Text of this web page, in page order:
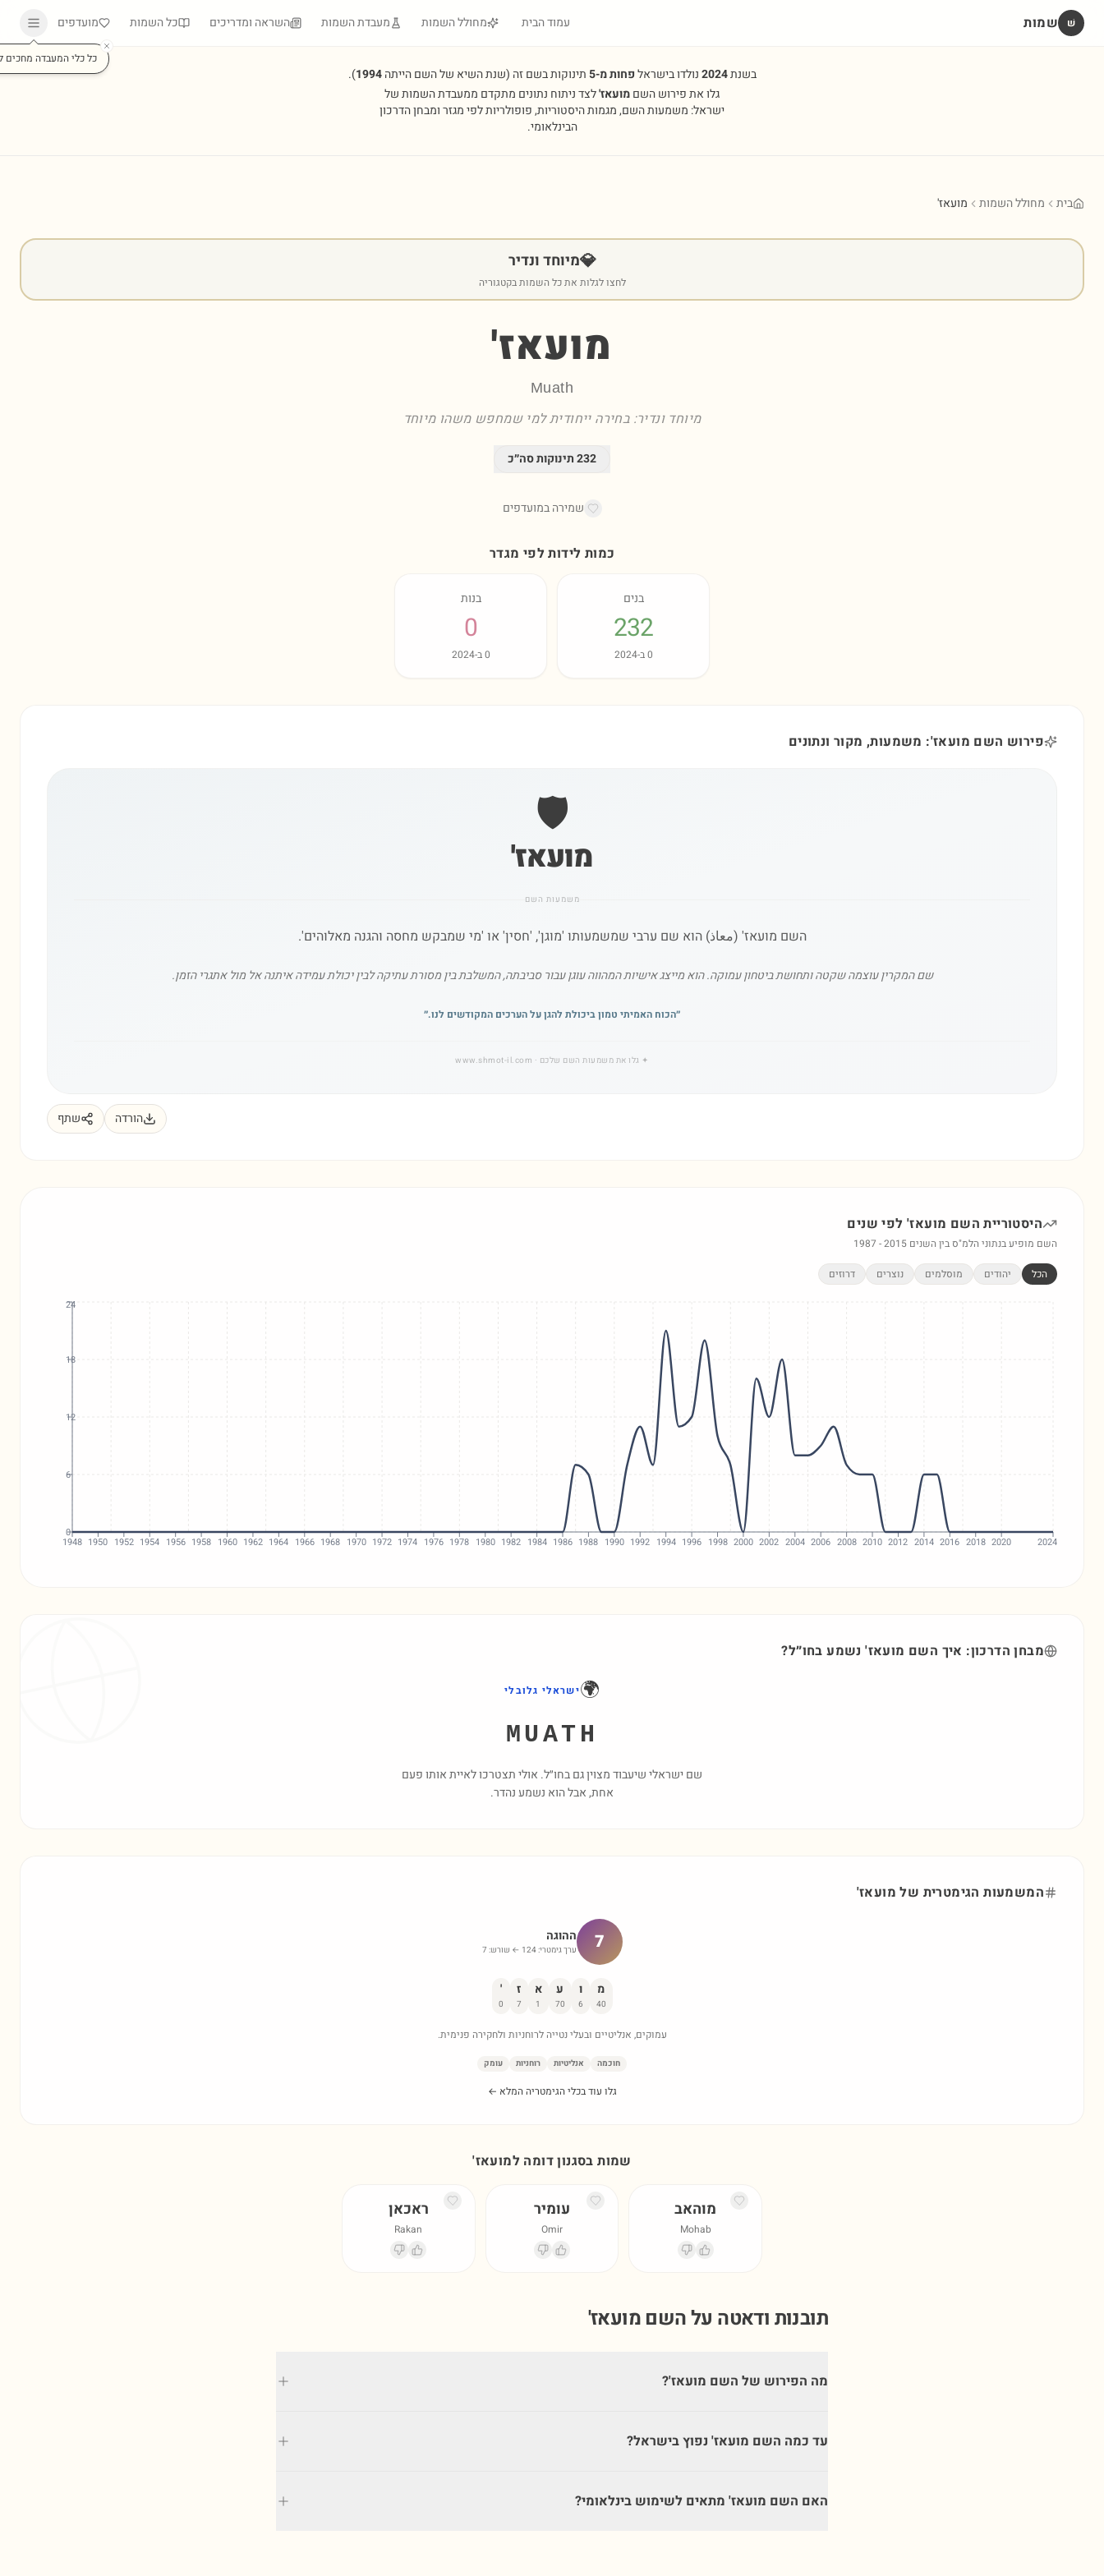
שׁ שמות עמוד הבית מחולל השמות מעבדת השמות השראה ומדריכים כל השמות מועדפים
כל כלי המעבדה מחכים
בשנת2024נולדו בישראלפחות מ-5 תינוקות בשם זה (שנת השיא של השם הייתה1994
).
גלו את פירוש השםמועאז'לצד ניתוח נתונים מתקדם ממעבדת השמות של
ישראל: משמעות השם, מגמות היסטוריות, פופולריות לפי מגזר ומבחן הדרכון
הבינלאומי.
בית מחולל השמות מועאז'
💎מיוחד ונדיר
לחצו לגלות את כל השמות בקטגוריה
מועאז'
Muath
מיוחד ונדיר: בחירה ייחודית למי שמחפש משהו מיוחד
232תינוקות סה״כ
שמירה במועדפים
כמות לידות לפי מגדר
בנים
232
0ב-2024
בנות
0
0ב-2024
פירוש השם מועאז': משמעות, מקור ונתונים
🛡️
מועאז'
משמעות השם
השם מועאז' (معاذ) הוא שם ערבי שמשמעותו 'מוגן', 'חסין' או 'מי שמבקש מחסה והגנה מאלוהים'.
שם המקרין עוצמה שקטה ותחושת ביטחון עמוקה. הוא מייצג אישיות המהווה עוגן עבור סביבתה, המשלבת בין מסורת עתיקה לבין יכולת עמידה איתנה אל מול אתגרי הזמן.
״הכוח האמיתי טמון ביכולת להגן על הערכים המקודשים לנו.״
✦ גלו את משמעות השם שלכם · www.shmot-il.com
הורדה שתף
היסטוריית השם מועאז' לפי שנים
השם מופיע בנתוני הלמ"ס בין השנים 1987 -2015
הכל יהודים מוסלמים נוצרים דרוזים
1948 1950 1952 1954 1956 1958 1960 1962 1964 1966 1968 1970 1972 1974 1976 1978 1980 1982 1984 1986 1988 1990 1992 1994 1996 1998 2000 2002 2004 2006 2008 2010 2012 2014 2016 2018 2020 2024
0
6
12
18
24
מבחן הדרכון: איך השם מועאז'נשמע בחו״ל?
🌍ישראלי גלובלי
MUATH
שם ישראלי שיעבוד מצוין גם בחו״ל. אולי תצטרכו לאיית אותו פעם
אחת, אבל הוא נשמע נהדר.
המשמעות הגימטרית של מועאז'
7 ההוגה
ערך גימטרי: 124 ← שורש: 7
מ
40
ו
6
ע
70
א
1
ז
7
'
0
עמוקים, אנליטיים ובעלי נטייה לרוחניות ולחקירה פנימית.
חוכמה אנליטיות רוחניות עומק
גלו עוד בכלי הגימטריה המלא ←
שמות בסגנון דומה למועאז'
מוהאב
Mohab
עומיר
Omir
ראכאן
Rakan
תובנות ודאטה על השם מועאז'
מה הפירוש של השם מועאז'?
עד כמה השם מועאז' נפוץ בישראל?
האם השם מועאז' מתאים לשימוש בינלאומי?